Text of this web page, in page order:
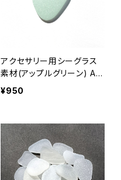
アクセサリー用シーグラス
素材(アップルグリーン) AS
-19
¥950